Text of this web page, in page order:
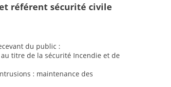
référent sécurité civile
du public :
titre de la sécurité Incendie et de
: maintenance des